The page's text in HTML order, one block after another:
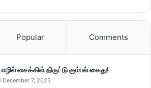
Popular Comments
சைக்கிள் திருட்டு கும்பல் கைது!
December 7, 2025